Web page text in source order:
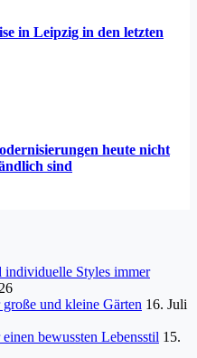
in Leipzig in den letzten
heute nicht
sind
individuelle Styles immer
und kleine Gärten 16. Juli
bewussten Lebensstil 15.